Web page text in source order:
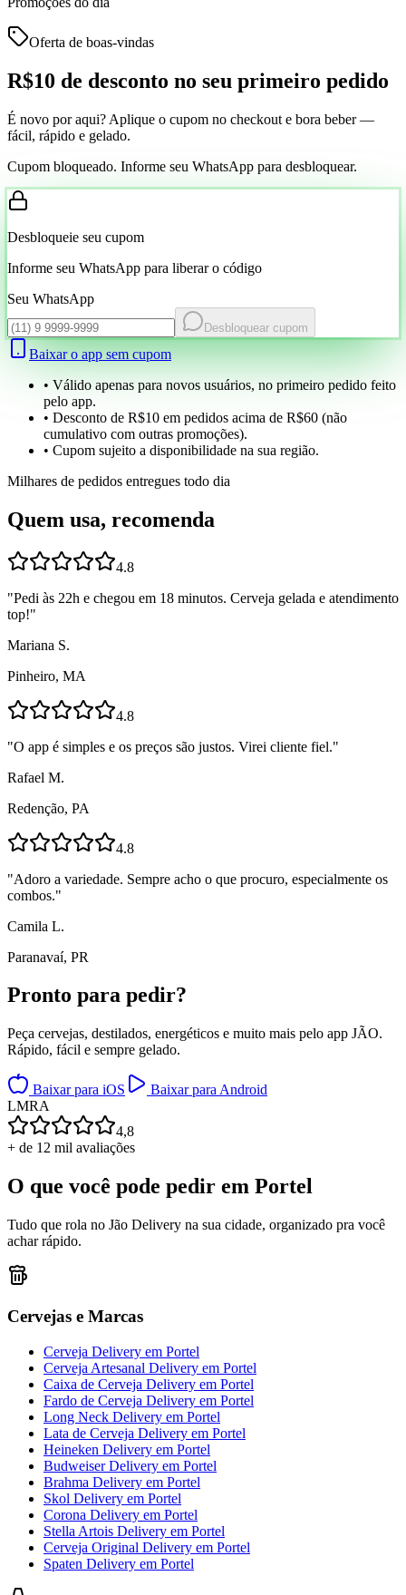
Oferta de boas-vindas
R$10 de desconto no seu primeiro pedido
É novo por aqui? Aplique o cupom no checkout e bora beber —
fácil, rápido e gelado.
Cupom bloqueado. Informe seu WhatsApp para desbloquear.
Desbloqueie seu cupom
Informe seu WhatsApp para liberar o código
Seu WhatsApp
Desbloquear cupom
Baixar o app sem cupom
• Válido apenas para novos usuários, no primeiro pedido feito
pelo app.
• Desconto de R$10 em pedidos acima de R$60 (não
cumulativo com outras promoções).
• Cupom sujeito a disponibilidade na sua região.
Milhares de pedidos entregues todo dia
Quem usa, recomenda
4.8
"Pedi às 22h e chegou em 18 minutos. Cerveja gelada e atendimento
top!"
Mariana S.
Pinheiro, MA
4.8
"O app é simples e os preços são justos. Virei cliente fiel."
Rafael M.
Redenção, PA
4.8
"Adoro a variedade. Sempre acho o que procuro, especialmente os
combos."
Camila L.
Paranavaí, PR
Pronto para pedir?
Peça cervejas, destilados, energéticos e muito mais pelo app JÃO.
Rápido, fácil e sempre gelado.
Baixar para iOS
Baixar para Android
LMRA
4,8
+ de 12 mil avaliações
O que você pode pedir em Portel
Tudo que rola no Jão Delivery na sua cidade, organizado pra você
achar rápido.
Cervejas e Marcas
Cerveja Delivery em Portel
Cerveja Artesanal Delivery em Portel
Caixa de Cerveja Delivery em Portel
Fardo de Cerveja Delivery em Portel
Long Neck Delivery em Portel
Lata de Cerveja Delivery em Portel
Heineken Delivery em Portel
Budweiser Delivery em Portel
Brahma Delivery em Portel
Skol Delivery em Portel
Corona Delivery em Portel
Stella Artois Delivery em Portel
Cerveja Original Delivery em Portel
Spaten Delivery em Portel